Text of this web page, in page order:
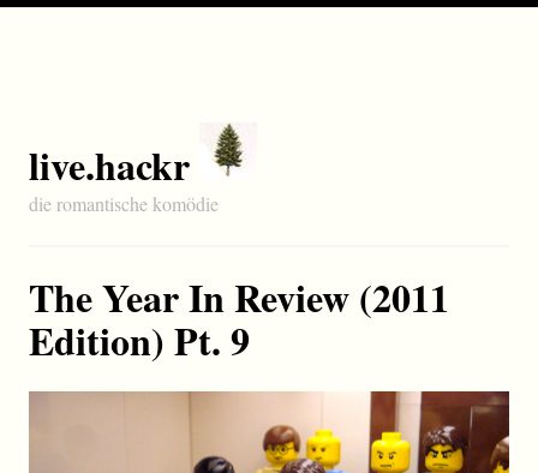
live.hackr
die romantische komödie
The Year In Review (2011
Edition) Pt. 9